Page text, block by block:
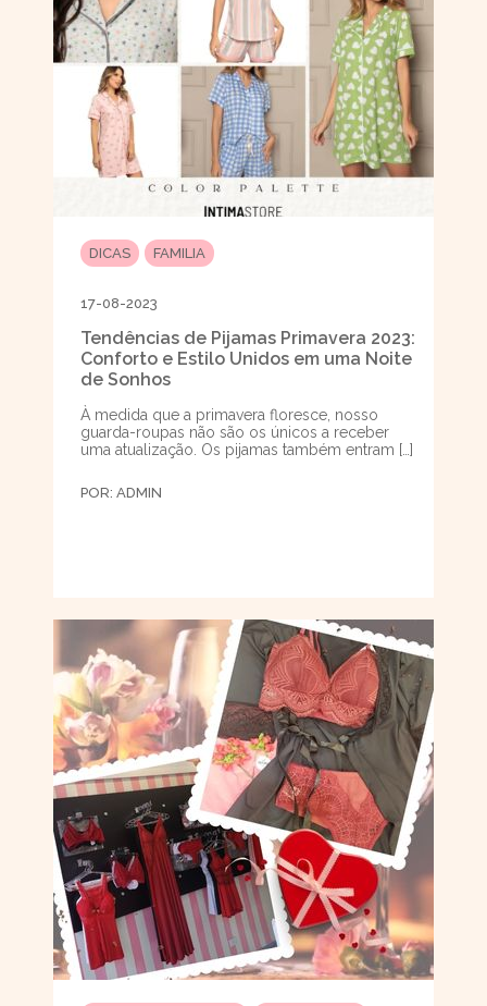
DICAS FAMILIA
17-08-2023
Tendências de Pijamas Primavera 2023:
Conforto e Estilo Unidos em uma Noite
de Sonhos
À medida que a primavera floresce, nosso
guarda-roupas não são os únicos a receber
uma atualização. Os pijamas também entram […]
POR: ADMIN